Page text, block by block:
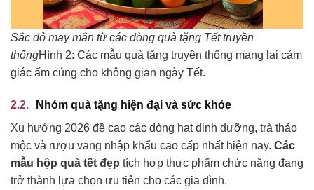
Sắc đỏ may mắn từ các dòng quà tặng Tết truyền
thốngHình 2: Các mẫu quà tặng truyền thống mang lại cảm
giác ấm cúng cho không gian ngày Tết.
Nhóm quà tặng hiện đại và sức khỏe
Xu hướng 2026 đề cao các dòng hạt dinh dưỡng, trà thảo
mộc và rượu vang nhập khẩu cao cấp nhất hiện nay. Các
mẫu hộp quà tết đẹp tích hợp thực phẩm chức năng đang
trở thành lựa chọn ưu tiên cho các gia đình.